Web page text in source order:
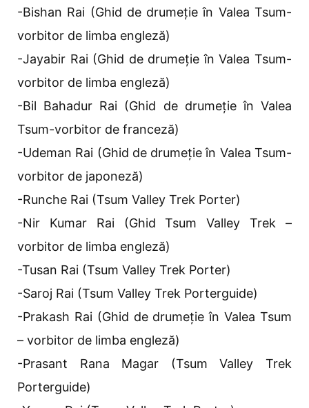
-Bishan Rai (Ghid de drumeție în Valea Tsum-
vorbitor de limba engleză)
-Jayabir Rai (Ghid de drumeție în Valea Tsum-
vorbitor de limba engleză)
-Bil Bahadur Rai (Ghid de drumeție în Valea
Tsum-vorbitor de franceză)
-Udeman Rai (Ghid de drumeție în Valea Tsum-
vorbitor de japoneză)
-Runche Rai (Tsum Valley Trek Porter)
-Nir Kumar Rai (Ghid Tsum Valley Trek –
vorbitor de limba engleză)
-Tusan Rai (Tsum Valley Trek Porter)
-Saroj Rai (Tsum Valley Trek Porterguide)
-Prakash Rai (Ghid de drumeție în Valea Tsum
– vorbitor de limba engleză)
-Prasant Rana Magar (Tsum Valley Trek
Porterguide)